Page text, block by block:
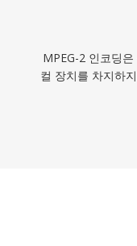
MPEG-2 인코딩
컬 장치를 차지하